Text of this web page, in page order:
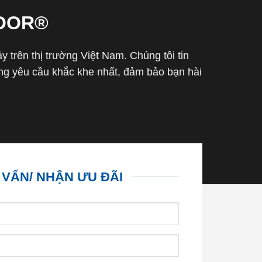
trên thị trường Việt Nam. Chúng tôi tin
yêu cầu khắc khe nhất, đảm bảo bạn hài
NHẬN ƯU ĐÃI